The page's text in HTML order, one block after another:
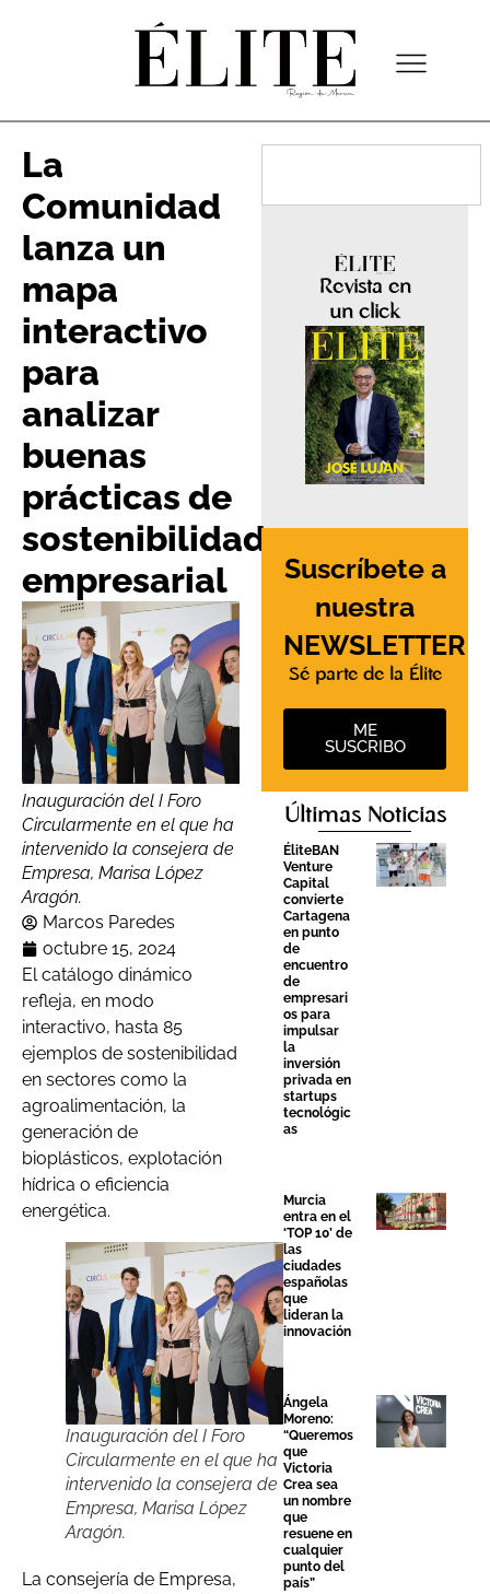
La
Comunidad
lanza un
mapa
interactivo
para
analizar
buenas
prácticas de
sostenibilidad
empresarial
Inauguración del I Foro
Circularmente en el que ha
intervenido la consejera de
Empresa, Marisa López
Aragón.
Marcos Paredes
octubre 15, 2024
El catálogo dinámico
refleja, en modo
interactivo, hasta 85
ejemplos de sostenibilidad
en sectores como la
agroalimentación, la
generación de
bioplásticos, explotación
hídrica o eficiencia
energética.
Inauguración del I Foro
Circularmente en el que ha
intervenido la consejera de
Empresa, Marisa López
Aragón.
La consejería de Empresa,
Revista en
un click
Suscríbete a
nuestra
NEWSLETTER
Sé parte de la Élite
ME
SUSCRIBO
Últimas Noticias
ÉliteBAN
Venture
Capital
convierte
Cartagena
en punto
de
encuentro
de
empresari
os para
impulsar
la
inversión
privada en
startups
tecnológic
as
Murcia
entra en el
‘TOP 10’ de
las
ciudades
españolas
que
lideran la
innovación
Ángela
Moreno:
“Queremos
que
Victoria
Crea sea
un nombre
que
resuene en
cualquier
punto del
país”